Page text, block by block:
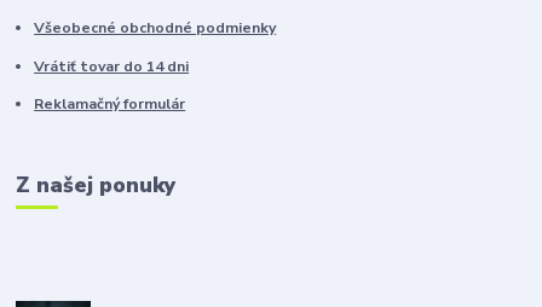
Všeobecné obchodné podmienky
Vrátiť tovar do 14 dni
Reklamačný formulár
Z našej ponuky